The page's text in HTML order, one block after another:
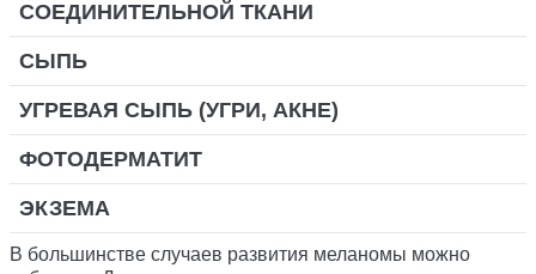
СОЕДИНИТЕЛЬНОЙ ТКАНИ
СЫПЬ
УГРЕВАЯ СЫПЬ (УГРИ, АКНЕ)
ФОТОДЕРМАТИТ
ЭКЗЕМА
В большинстве случаев развития меланомы можно